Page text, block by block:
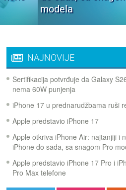
modela
NAJNOVIJE
Sertifikacija potvrđuje da Galaxy
nema 60W punjenja
iPhone 17 u prednarudžbama ruši
Apple predstavio iPhone 17
Apple otkriva iPhone Air: najtanjiji i
iPhone do sada, sa snagom Pro
Apple predstavio iPhone 17 Pro i
Pro Max telefone